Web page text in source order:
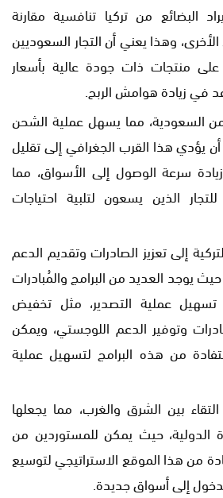
البضائع من تركيا تنافسية مقارنة
وهذا يعني أن التجار السعوديين
منتجات ذات جودة عالية بأسعار
في زيادة هوامش الربح.
من السعودية، مما يسهل عملية الشحن
يؤدي هذا القرب الجغرافي إلى تقليل
سرعة الوصول إلى الأسواق، مما
الذين يسعون لتلبية احتياجات
إلى تعزيز الصادرات وتقديم الدعم
يوجد العديد من البرامج والمُبادرات
عملية التصدير، مثل تخفيض
وتوفير الدعم اللوجستي، ويمكن
من هذه البرامج لتسهيل عملية
بين الشرق والغرب، مما يجعلها
الدولية، حيث يمكن للمستوردين من
من هذا الموقع الاستراتيجي لتوسيع
إلى أسواق جديدة.